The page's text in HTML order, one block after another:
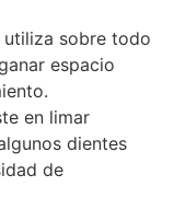
utiliza sobre todo
espacio
en limar
dientes
de